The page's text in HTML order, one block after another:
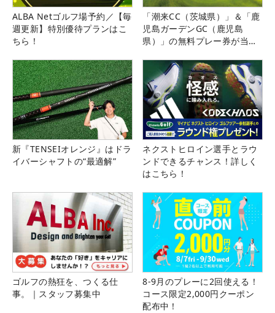
ALBA Netゴルフ場予約／【毎
週更新】特別優待プランはこ
ちら！
「潮来CC（茨城県）」＆「鹿
児島ガーデンGC（鹿児島
県）」の無料プレー券が当た
新『TENSEIオレンジ』はドラ
イバーシャフトの“最適解”
ネクストヒロイン選手とラウ
ンドできるチャンス！詳しく
はこちら！
ゴルフの熱狂を、つくる仕
事。｜スタッフ募集中
8-9月のプレーに2回使える！
コース限定2,000円クーポン
配布中！